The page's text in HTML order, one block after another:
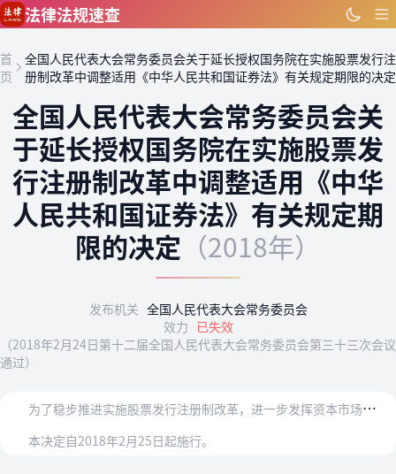
跳到主要内容
法律法规速查
首
页
全国人民代表大会常务委员会关于延长授权国务院在实施股票发行注
册制改革中调整适用《中华人民共和国证券法》有关规定期限的决定
全国人民代表大会常务委员会关
于延长授权国务院在实施股票发
行注册制改革中调整适用《中华
人民共和国证券法》有关规定期
限的决定 （2018年）
发布机关 全国人民代表大会常务委员会
效力 已失效
（2018年2月24日第十二届全国人民代表大会常务委员会第三十三次会议
通过）
为
了稳步推进实施股票发行注册制改革，进一步发挥资本市场服务实体经济的基础功能，第十二届全国人民代表大会常务委员会第三十三次会议决定：2015年12月27日第十二…
本决定自2018年2月25日起施行。